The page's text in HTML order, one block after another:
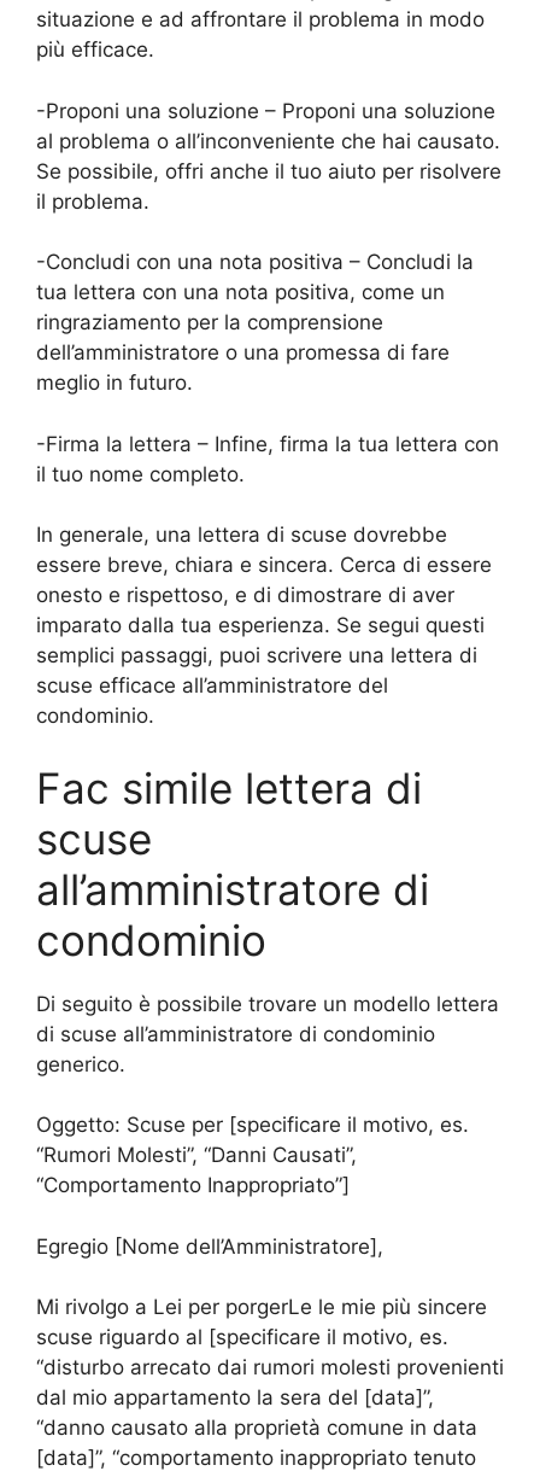
situazione e ad affrontare il problema in modo
più efficace.
-Proponi una soluzione – Proponi una soluzione
al problema o all’inconveniente che hai causato.
Se possibile, offri anche il tuo aiuto per risolvere
il problema.
-Concludi con una nota positiva – Concludi la
tua lettera con una nota positiva, come un
ringraziamento per la comprensione
dell’amministratore o una promessa di fare
meglio in futuro.
-Firma la lettera – Infine, firma la tua lettera con
il tuo nome completo.
In generale, una lettera di scuse dovrebbe
essere breve, chiara e sincera. Cerca di essere
onesto e rispettoso, e di dimostrare di aver
imparato dalla tua esperienza. Se segui questi
semplici passaggi, puoi scrivere una lettera di
scuse efficace all’amministratore del
condominio.
Fac simile lettera di
scuse
all’amministratore di
condominio
Di seguito è possibile trovare un modello lettera
di scuse all’amministratore di condominio
generico.
Oggetto: Scuse per [specificare il motivo, es.
“Rumori Molesti”, “Danni Causati”,
“Comportamento Inappropriato”]
Egregio [Nome dell’Amministratore],
Mi rivolgo a Lei per porgerLe le mie più sincere
scuse riguardo al [specificare il motivo, es.
“disturbo arrecato dai rumori molesti provenienti
dal mio appartamento la sera del [data]”,
“danno causato alla proprietà comune in data
[data]”, “comportamento inappropriato tenuto